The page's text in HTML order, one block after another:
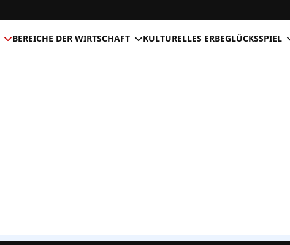
BEREICHE DER WIRTSCHAFT KULTURELLES ERBEGLÜCKSSPIEL